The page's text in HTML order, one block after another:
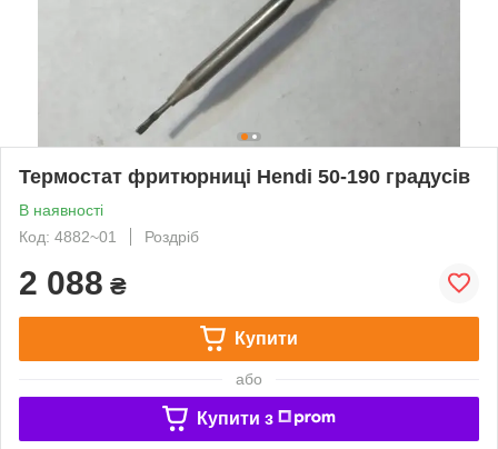
Термостат фритюрниці Hendi 50-190 градусів
В наявності
Код: 4882~01
Роздріб
2 088 ₴
Купити
або
Купити з